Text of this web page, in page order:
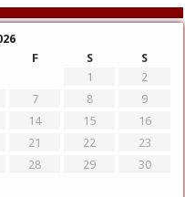
F S
S
1
2
7 8
9
14 15
16
21 22
23
28 29
30